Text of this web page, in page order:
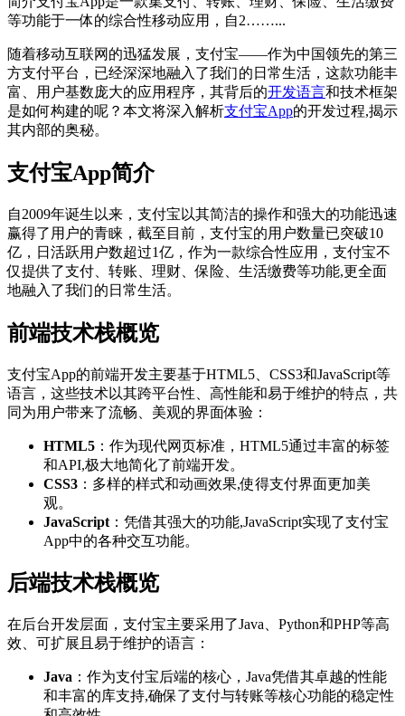
等功能于一体的综合性移动应用，自2……...
随着移动互联网的迅猛发展，支付宝——作为中国领先的第三
方支付平台，已经深深地融入了我们的日常生活，这款功能丰
富、用户基数庞大的应用程序，其背后的开发语言和技术框架
是如何构建的呢？本文将深入解析支付宝App的开发过程,揭示
其内部的奥秘。
支付宝App简介
自2009年诞生以来，支付宝以其简洁的操作和强大的功能迅速
赢得了用户的青睐，截至目前，支付宝的用户数量已突破10
亿，日活跃用户数超过1亿，作为一款综合性应用，支付宝不
仅提供了支付、转账、理财、保险、生活缴费等功能,更全面
地融入了我们的日常生活。
前端技术栈概览
支付宝App的前端开发主要基于HTML5、CSS3和JavaScript等
语言，这些技术以其跨平台性、高性能和易于维护的特点，共
同为用户带来了流畅、美观的界面体验：
HTML5 ：作为现代网页标准，HTML5通过丰富的标签
和API,极大地简化了前端开发。
CSS3 ：多样的样式和动画效果,使得支付界面更加美
观。
JavaScript ：凭借其强大的功能,JavaScript实现了支付宝
App中的各种交互功能。
后端技术栈概览
在后台开发层面，支付宝主要采用了Java、Python和PHP等高
效、可扩展且易于维护的语言：
Java ：作为支付宝后端的核心，Java凭借其卓越的性能
和丰富的库支持,确保了支付与转账等核心功能的稳定性